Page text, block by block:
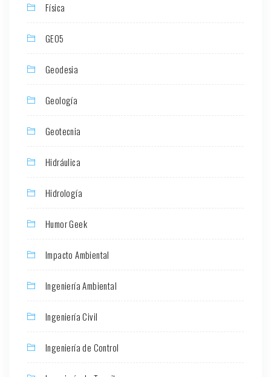
Física
GEO5
Geodesia
Geología
Geotecnia
Hidráulica
Hidrología
Humor Geek
Impacto Ambiental
Ingeniería Ambiental
Ingeniería Civil
Ingeniería de Control